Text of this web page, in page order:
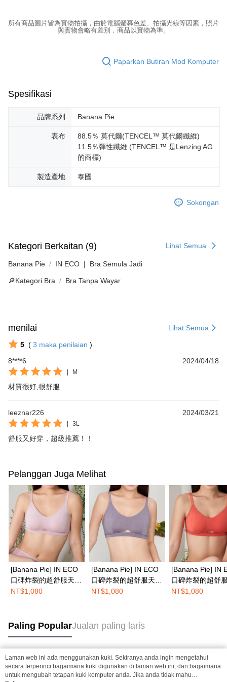
所有商品圖片皆為實物拍攝，由於電腦螢幕色差、拍攝光線等因素，照片
與實物會略有差別，商品以實物為準。
Paparkan Butiran Mod Komputer
Spesifikasi
品牌系列 Banana Pie
表布
88.5％ 莫代爾(TENCEL™ 莫代爾纖維)
11.5％彈性纖維 (TENCEL™ 是Lenzing AG
的商標)
製造產地 泰國
Sokongan
Kategori Berkaitan (9) Lihat Semua
Banana Pie IN ECO ❘ Bra Semula Jadi
🔎Kategori Bra Bra Tanpa Wayar
menilai Lihat Semua
5 ( 3 maka penilaian )
8****6
2024/04/18
M
材質很好,很舒服
leeznar226 2024/03/21
3L
舒服又好穿，超級推薦！！
Pelanggan Juga Melihat
[Banana Pie] IN ECO
口碑炸裂的超舒服天絲
™莫代爾嬰兒般裸感無
NT$1,080
[Banana Pie] IN ECO
口碑炸裂的超舒服天絲
™莫代爾嬰兒般裸感無
NT$1,080
[Banana Pie] IN
口碑炸裂的超舒
™莫代爾嬰兒般
NT$1,080
Paling PopularJualan paling laris
Tag Popular
Laman web ini ada menggunakan kuki. Sekiranya anda ingin mengetahui
secara terperinci bagaimana kuki digunakan di laman web ini, dan bagaimana
untuk mengubah tetapan kuki komputer anda. Jika anda tidak mahu